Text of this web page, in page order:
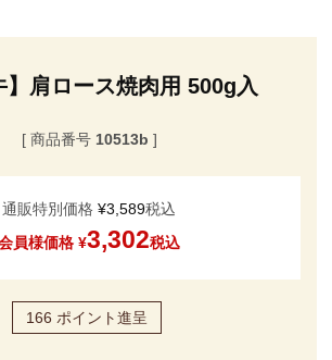
】肩ロース焼肉用 500g入
商品番号 10513b
通販特別価格 ¥3,589税込
員様価格 ¥3,302税込
166 ポイント進呈